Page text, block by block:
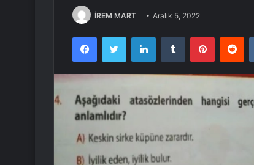
İREM MART Aralık 5, 2022
FacebookTwitter LinkedInTumblr Pinterest